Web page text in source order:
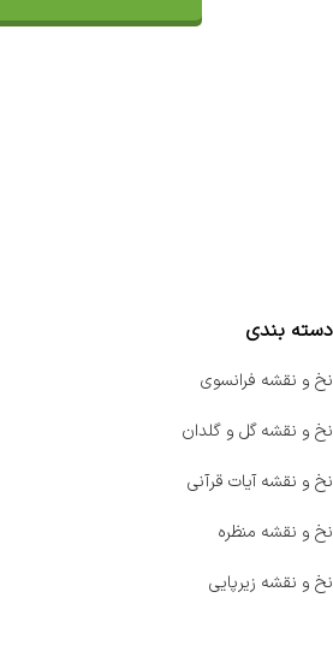
دسته بندی
نخ و نقشه فرانسوی
نخ و نقشه گل و گلدان
نخ و نقشه آیات قرآنی
نخ و نقشه منظره
نخ و نقشه زیرپایی